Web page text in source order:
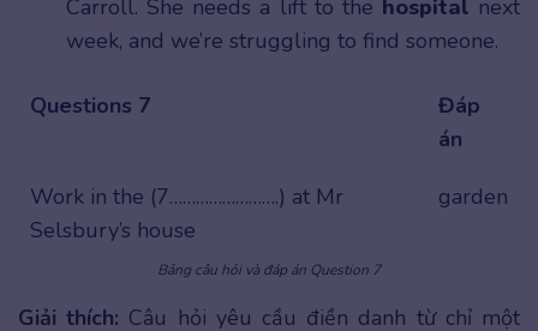
Carroll. She needs a lift to the hospital next
week, and we’re struggling to find someone.
Questions 7
Đáp
án
Work in the (7…………………….) at Mr
Selsbury’s house
garden
Bảng câu hỏi và đáp án Question 7
Giải thích: Câu hỏi yêu cầu điền danh từ chỉ một